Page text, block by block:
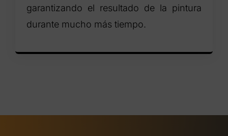
garantizando el resultado de la pintura
durante mucho más tiempo.